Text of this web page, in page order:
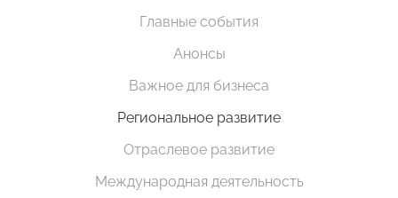
Главные события
Анонсы
Важное для бизнеса
Региональное развитие
Отраслевое развитие
Международная деятельность